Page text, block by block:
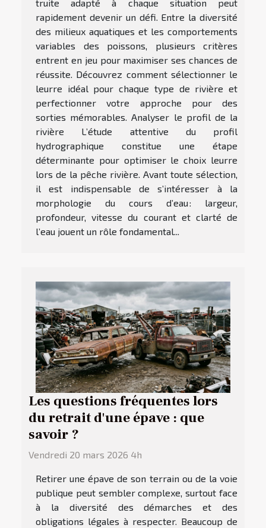
truite adapté à chaque situation peut
rapidement devenir un défi. Entre la diversité
des milieux aquatiques et les comportements
variables des poissons, plusieurs critères
entrent en jeu pour maximiser ses chances de
réussite. Découvrez comment sélectionner le
leurre idéal pour chaque type de rivière et
perfectionner votre approche pour des
sorties mémorables. Analyser le profil de la
rivière L’étude attentive du profil
hydrographique constitue une étape
déterminante pour optimiser le choix leurre
lors de la pêche rivière. Avant toute sélection,
il est indispensable de s’intéresser à la
morphologie du cours d’eau : largeur,
profondeur, vitesse du courant et clarté de
l’eau jouent un rôle fondamental...
Les questions fréquentes lors
du retrait d'une épave : que
savoir ?
Vendredi 20 mars 2026 4h
Retirer une épave de son terrain ou de la voie
publique peut sembler complexe, surtout face
à la diversité des démarches et des
obligations légales à respecter. Beaucoup de